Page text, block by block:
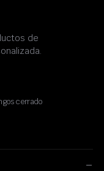
de
cerrado